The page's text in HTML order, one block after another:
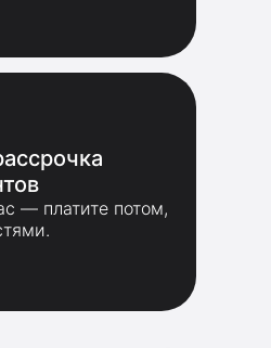
— платите потом,